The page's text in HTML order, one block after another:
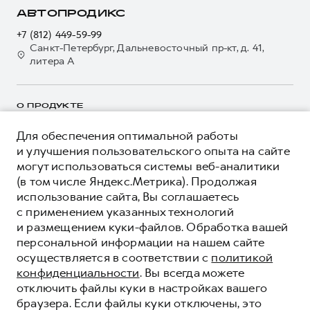
Крупным корпоративным клиентам
Система управления автопарком
Сервис для корпоративных клиентов
HAVAL Лизинг
Автомобильные аксессуары
Коллекция PRO
Коллекция Базовая
Коллекция Детская
Гарантия HAVAL
Мобильное приложение GWM
Программа «HAVAL Защита+»
Руководства по эксплуатации
Подписки
Автомобильные аксессуары
Коллекция PRO
Коллекция Базовая
Коллекция Детская
Контакты
АВТОПРОДИКС
+7 (812) 449-59-99
Санкт-Петербург, Дальневосточный пр-кт, д. 41,
литера А
О ПРОДУКТЕ
ЦЕНЫ И ВЫГОДЫ
ЮРИДИЧЕСКАЯ ИНФОРМАЦИЯ
Вся представленная на сайте информация, касающаяся
автомобилей и сервисного обслуживания, носит
информационный характер и не является публичной офертой.
Все цены, указанные на данном сайте, носят информационный
характер и являются максимально рекомендуемыми
розничными ценами по расчетам дистрибьютора (ООО «Грейт
Волл Мотор Рус»). Для получения подробной информации
просьба обращаться к ближайшему официальному дилеру ООО
«Грейт Волл Мотор Рус» либо по телефону Горячей линии 8 (800)
511-59-86, либо на сайте. Опубликованная на данном сайте
****На некоторых автомобилях HAVAL может отсутствовать
система / устройство вызова экстренных оперативных служб
(блок ЭРА-ГЛОНАСС).
Показать все
© 2026 ООО «Грейт Волл Мотор Рус»
© 2026 ООО «Автопродикс Спорт»
Политика конфиденциальности
Для обеспечения оптимальной работы
и улучшения пользовательского опыта на сайте
могут использоваться системы веб-аналитики
(в том числе Яндекс.Метрика). Продолжая
использование сайта, Вы соглашаетесь
с применением указанных технологий
и размещением куки-файлов. Обработка вашей
персональной информации на нашем сайте
осуществляется в соответствии с политикой
конфиденциальности. Вы всегда можете
отключить файлы куки в настройках вашего
браузера. Если файлы куки отключены, это